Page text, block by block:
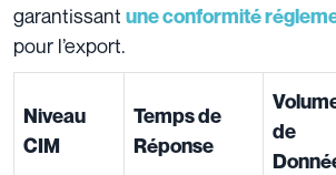
garantissant une conformité
pour l’export.
Niveau
CIM
Temps de
Réponse
de